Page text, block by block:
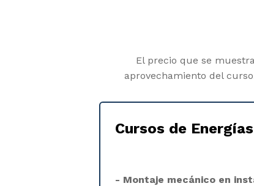
El precio que se
aprovechamiento del
Cursos de
- Montaje mecánico en